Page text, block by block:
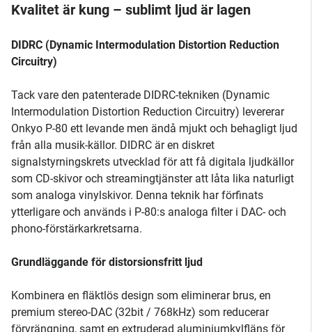
Kvalitet är kung – sublimt ljud är lagen
DIDRC (Dynamic Intermodulation Distortion Reduction
Circuitry)
Tack vare den patenterade DIDRC-tekniken (Dynamic
Intermodulation Distortion Reduction Circuitry) levererar
Onkyo P-80 ett levande men ändå mjukt och behagligt ljud
från alla musik-källor. DIDRC är en diskret
signalstyrningskrets utvecklad för att få digitala ljudkällor
som CD-skivor och streamingtjänster att låta lika naturligt
som analoga vinylskivor. Denna teknik har förfinats
ytterligare och används i P-80:s analoga filter i DAC- och
phono-förstärkarkretsarna.
Grundläggande för distorsionsfritt ljud
Kombinera en fläktlös design som eliminerar brus, en
premium stereo-DAC (32bit / 768kHz) som reducerar
förvrängning, samt en extruderad aluminiumkylfläns för